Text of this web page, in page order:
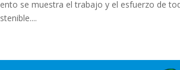
se muestra el trabajo y el esfuerzo de